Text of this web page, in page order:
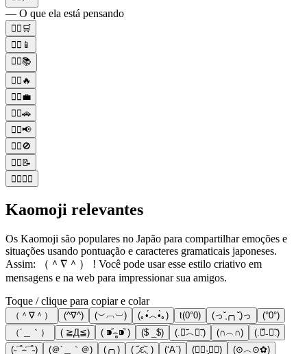
— O que ela está pensando
🙎‍♀️🛒
🙎‍♀️📱
🙎‍♀️📚
🙎‍♀️🔥
🙎‍♀️💼
🙎‍♀️🚗
🙎‍♀️📢
🙎‍♀️🚫
🙎‍♀️📝
🙎‍♀️💁‍♀️
Kaomoji relevantes
Os Kaomoji são populares no Japão para compartilhar emoções e
situações usando pontuação e caracteres gramaticais japoneses.
Assim: （＾∇＾） ! Você pode usar esse estilo criativo em
mensagens e na web para impressionar sua amigos.
Toque / clique para copiar e colar
（＾∇＾） (^∇^) (︶︹︺) (｡•́︿•̀｡) t(0°0) (っ˘̩╭╮˘̩)っ
(°0°)
（´＿｀）
( ≧Д≦) ( ⁍᷄⌢̻⁍᷅ ) ($ _$) (.﹒︣︿﹒︣.) (∩︵∩)
(.﹒︠₋﹒︡.)
(˵¯͒⌢͗¯͒˵)
(＠´＿｀＠) (╭╮) ( ◞᷄દ◟᷅ ) (‘A`) (⋅⃘˕̭⋅⃘) (⊙︿⊙✿)